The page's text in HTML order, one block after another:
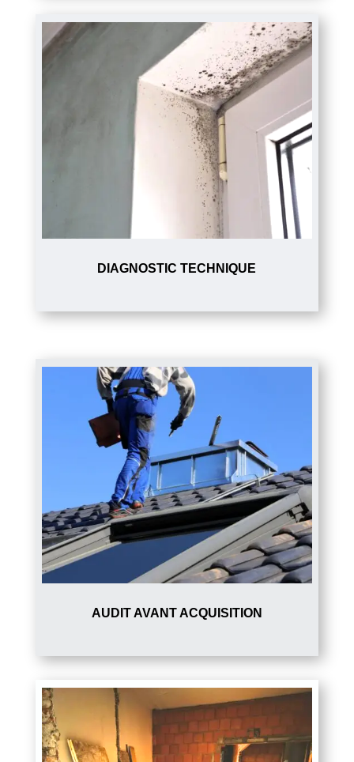
DIAGNOSTIC TECHNIQUE
AUDIT AVANT ACQUISITION